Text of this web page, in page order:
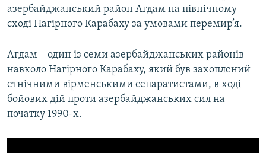
азербайджанський район Агдам на північному
сході Нагірного Карабаху за умовами перемир’я.
Агдам – один із семи азербайджанських районів
навколо Нагірного Карабаху, який був захоплений
етнічними вірменськими сепаратистами, в ході
бойових дій проти азербайджанських сил на
початку 1990-х.